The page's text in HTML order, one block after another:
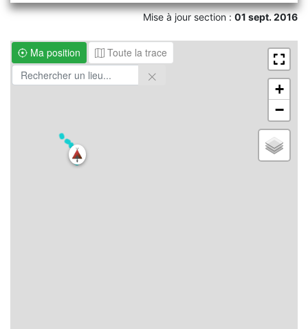
Mise à jour section :01 sept. 2016
Ma position Toute la trace
+
−